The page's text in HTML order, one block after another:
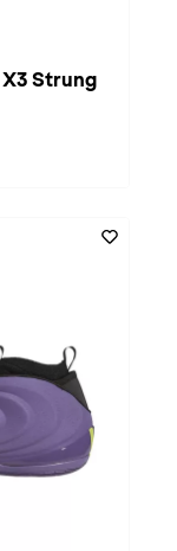
X3 Strung